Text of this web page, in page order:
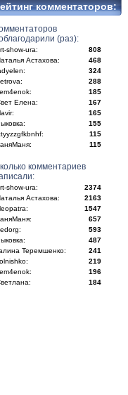
комментаторов:
(раз):
show-ura:
808
Астахова:
468
324
288
185
Елена:
167
165
155
115
115
комментариев
show-ura:
2374
Астахова:
2163
1547
657
593
487
Теремшенко:
241
219
196
184